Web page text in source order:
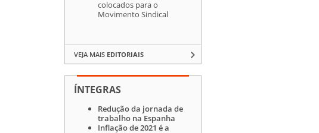
colocados para o
Movimento Sindical
VEJA MAIS EDITORIAIS
ÍNTEGRAS
Redução da jornada de
trabalho na Espanha
Inflação de 2021 é a